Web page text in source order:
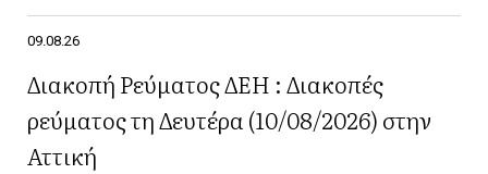
09.08.26
Διακοπή Ρεύματος ΔΕΗ : Διακοπές
ρεύματος τη Δευτέρα (10/08/2026) στην
Αττική